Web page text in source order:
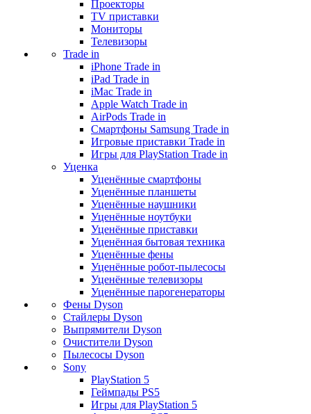
Проекторы
TV приставки
Мониторы
Телевизоры
Trade in
iPhone Trade in
iPad Trade in
iMac Trade in
Apple Watch Trade in
AirPods Trade in
Смартфоны Samsung Trade in
Игровые приставки Trade in
Игры для PlayStation Trade in
Уценка
Уценённые смартфоны
Уценённые планшеты
Уценённые наушники
Уценённые ноутбуки
Уценённые приставки
Уценённая бытовая техника
Уценённые фены
Уценённые робот-пылесосы
Уценённые телевизоры
Уценённые парогенераторы
Фены Dyson
Стайлеры Dyson
Выпрямители Dyson
Очистители Dyson
Пылесосы Dyson
Sony
PlayStation 5
Геймпады PS5
Игры для PlayStation 5